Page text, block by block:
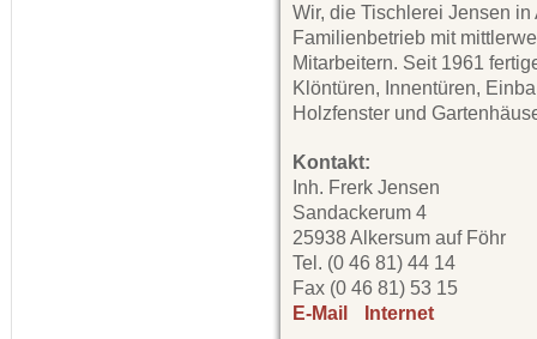
Wir, die Tischlerei Jensen
Familienbetrieb mit
Mitarbeitern. Seit 1961
Klöntüren, Innentüren,
Holzfenster und
Kontakt:
Inh. Frerk Jensen
Sandackerum 4
25938 Alkersum auf Föhr
Tel. (0 46 81) 44 14
Fax (0 46 81) 53 15
E-Mail
Internet